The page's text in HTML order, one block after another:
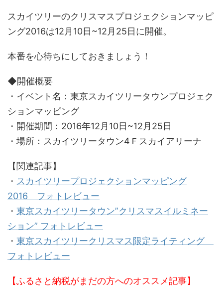
スカイツリーのクリスマスプロジェクションマッピ
ング2016は12月10日~12月25日に開催。
本番を心待ちにしておきましょう！
◆開催概要
・イベント名：東京スカイツリータウンプロジェク
ションマッピング
・開催期間：2016年12月10日~12月25日
・場所：スカイツリータウン4Ｆスカイアリーナ
【関連記事】
・ スカイツリープロジェクションマッピング
2016 フォトレビュー
・ 東京スカイツリータウン”クリスマスイルミネー
ション” フォトレビュー
・ 東京スカイツリークリスマス限定ライティング
フォトレビュー
【ふるさと納税がまだの方へのオススメ記事】